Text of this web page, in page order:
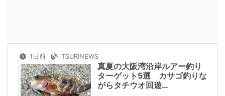
1日前 TSURINEWS
真夏の大阪湾沿岸ルアー釣り
ターゲット5選 カサゴ釣りな
がらタチウオ回遊…